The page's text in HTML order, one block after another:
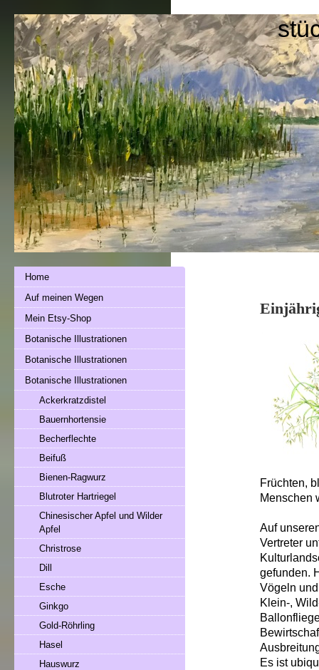
Früchten,
Menschen
Auf
Vertreter
gefunden.
Vögeln
Klein-,
Es ist
Home
Auf meinen Wegen
Mein Etsy-Shop
Botanische Illustrationen
Botanische Illustrationen
Botanische Illustrationen
Ackerkratzdistel
Bauernhortensie
Becherflechte
Beifuß
Bienen-Ragwurz
Blutroter Hartriegel
Chinesischer Apfel und Wilder
Apfel
Christrose
Dill
Esche
Ginkgo
Gold-Röhrling
Hasel
Hauswurz